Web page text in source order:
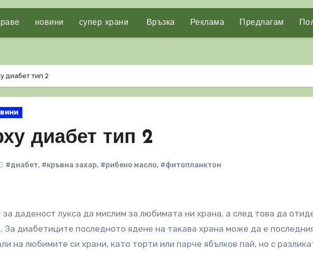
новини супер храни Връзка Реклама Предлагам
диабет тип 2
диабет тип 2
#диабет, #кръвна захар, #рибено масло, #фитопланктон
За диабетиците последното ядене на такава храна може да е
на любимите си храни, като торти или парче ябълков пай, но с